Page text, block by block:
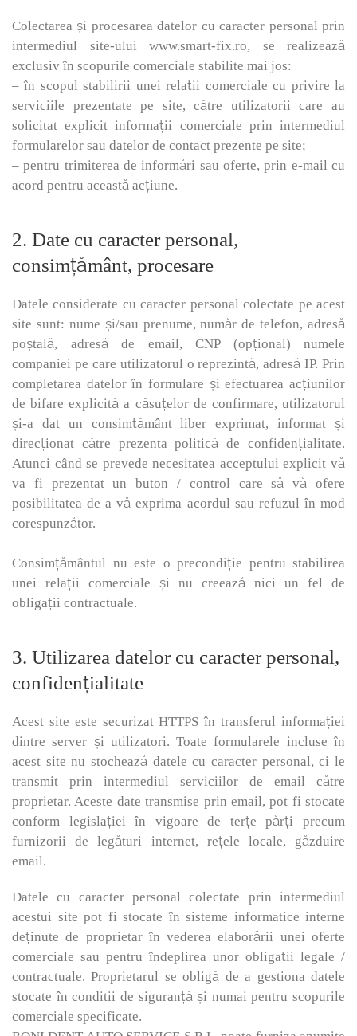
Colectarea și procesarea datelor cu caracter personal prin
intermediul site-ului www.smart-fix.ro, se realizează
exclusiv în scopurile comerciale stabilite mai jos:
– în scopul stabilirii unei relații comerciale cu privire la
serviciile prezentate pe site, către utilizatorii care au
solicitat explicit informații comerciale prin intermediul
formularelor sau datelor de contact prezente pe site;
– pentru trimiterea de informări sau oferte, prin e-mail cu
acord pentru această acțiune.
2. Date cu caracter personal,
consimțământ, procesare
Datele considerate cu caracter personal colectate pe acest
site sunt: nume și/sau prenume, număr de telefon, adresă
poștală, adresă de email, CNP (opțional) numele
companiei pe care utilizatorul o reprezintă, adresă IP. Prin
completarea datelor în formulare și efectuarea acțiunilor
de bifare explicită a căsuţelor de confirmare, utilizatorul
şi-a dat un consimţământ liber exprimat, informat și
direcționat către prezenta politică de confidențialitate.
Atunci când se prevede necesitatea acceptului explicit vă
va fi prezentat un buton / control care să vă ofere
posibilitatea de a vă exprima acordul sau refuzul în mod
corespunzător.
Consimțământul nu este o precondiţie pentru stabilirea
unei relații comerciale și nu creează nici un fel de
obligații contractuale.
3. Utilizarea datelor cu caracter personal,
confidențialitate
Acest site este securizat HTTPS în transferul informației
dintre server și utilizatori. Toate formularele incluse în
acest site nu stochează datele cu caracter personal, ci le
transmit prin intermediul serviciilor de email către
proprietar. Aceste date transmise prin email, pot fi stocate
conform legislației în vigoare de terțe părți precum
furnizorii de legături internet, rețele locale, găzduire
email.
Datele cu caracter personal colectate prin intermediul
acestui site pot fi stocate în sisteme informatice interne
deținute de proprietar în vederea elaborării unei oferte
comerciale sau pentru îndeplirea unor obligații legale /
contractuale. Proprietarul se obligă de a gestiona datele
stocate în conditii de siguranță și numai pentru scopurile
comerciale specificate.